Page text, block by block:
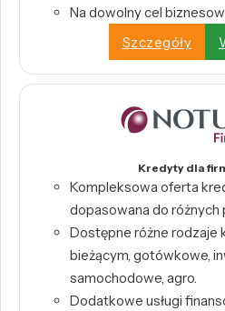
Na dowolny cel
Szczegóły
Kredyty dla
Kompleksowa oferta
dopasowana do różnych
Dostępne różne rodzaje
bieżącym, gotówkowe,
samochodowe, agro.
Dodatkowe usługi